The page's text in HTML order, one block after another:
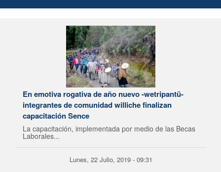
En emotiva rogativa de año nuevo -wetripantü-
integrantes de comunidad williche finalizan
capacitación Sence
La capacitación, implementada por medio de las Becas
Laborales...
Lunes, 22 Julio, 2019 - 09:31